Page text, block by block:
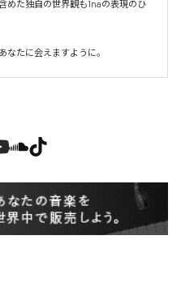
めた独自の世界観も1naの表現のひ
なたに会えますように。